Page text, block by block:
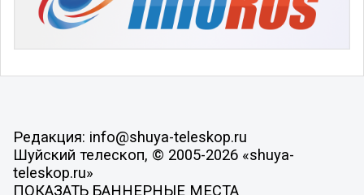
Редакция: info@shuya-teleskop.ru
Шуйский телескоп, © 2005-2026 «shuya-
teleskop.ru»
ПОКАЗАТЬ БАННЕРНЫЕ МЕСТА